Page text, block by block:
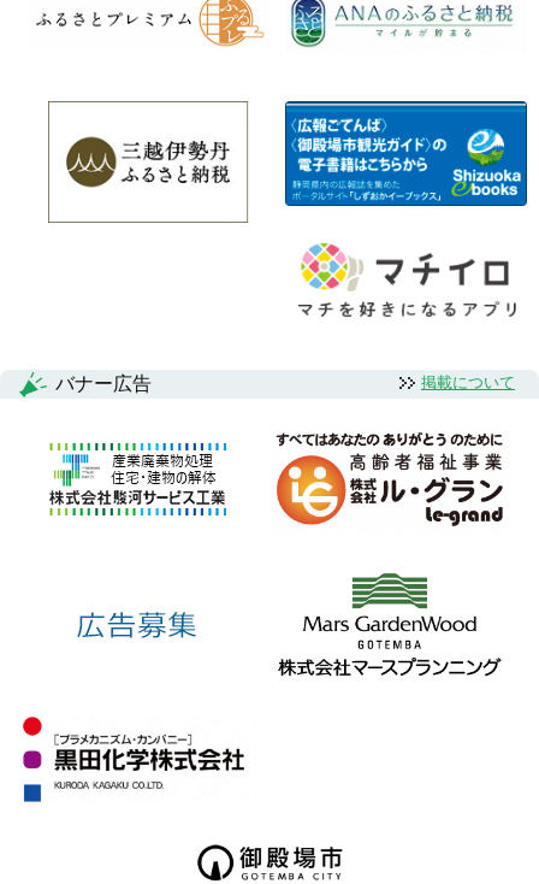
バナー広告 掲載について